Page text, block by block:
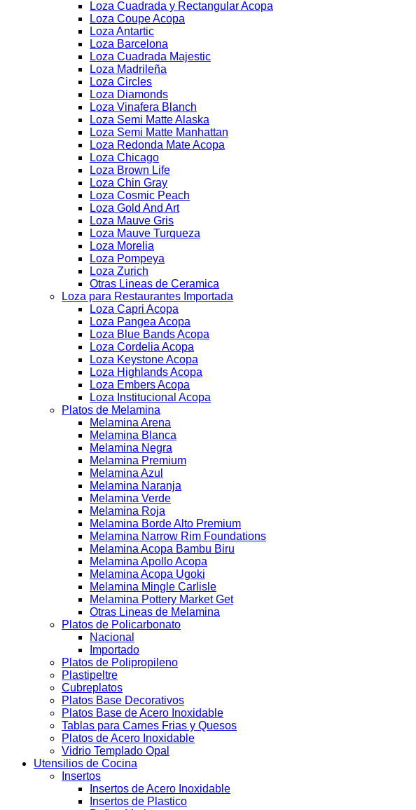
Loza Cuadrada y Rectangular Acopa
Loza Coupe Acopa
Loza Antartic
Loza Barcelona
Loza Cuadrada Majestic
Loza Madrileña
Loza Circles
Loza Diamonds
Loza Vinafera Blanch
Loza Semi Matte Alaska
Loza Semi Matte Manhattan
Loza Redonda Mate Acopa
Loza Chicago
Loza Brown Life
Loza Chin Gray
Loza Cosmic Peach
Loza Gold And Art
Loza Mauve Gris
Loza Mauve Turqueza
Loza Morelia
Loza Pompeya
Loza Zurich
Otras Lineas de Ceramica
Loza para Restaurantes Importada
Loza Capri Acopa
Loza Pangea Acopa
Loza Blue Bands Acopa
Loza Cordelia Acopa
Loza Keystone Acopa
Loza Highlands Acopa
Loza Embers Acopa
Loza Institucional Acopa
Platos de Melamina
Melamina Arena
Melamina Blanca
Melamina Negra
Melamina Premium
Melamina Azul
Melamina Naranja
Melamina Verde
Melamina Roja
Melamina Borde Alto Premium
Melamina Narrow Rim Foundations
Melamina Acopa Bambu Biru
Melamina Apollo Acopa
Melamina Acopa Ugoki
Melamina Mingle Carlisle
Melamina Pottery Market Get
Otras Lineas de Melamina
Platos de Policarbonato
Nacional
Importado
Platos de Polipropileno
Plastipeltre
Cubreplatos
Platos Base Decorativos
Platos Base de Acero Inoxidable
Tablas para Carnes Frias y Quesos
Platos de Acero Inoxidable
Vidrio Templado Opal
Utensilios de Cocina
Insertos
Insertos de Acero Inoxidable
Insertos de Plastico